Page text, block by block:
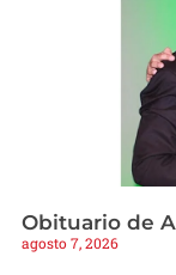
Obituario de
agosto 7, 2026